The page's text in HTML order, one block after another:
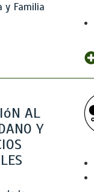
y Familia
AL
Y